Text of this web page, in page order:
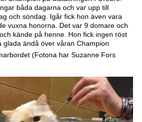
båda dagarna och var upp till
och söndag. Igår fick hon även vara
vuxna honorna. Det var 9 domare och
kände på henne. Hon fick ingen röst
glada ändå över våran Champion
(Fotona har Suzanne Fors